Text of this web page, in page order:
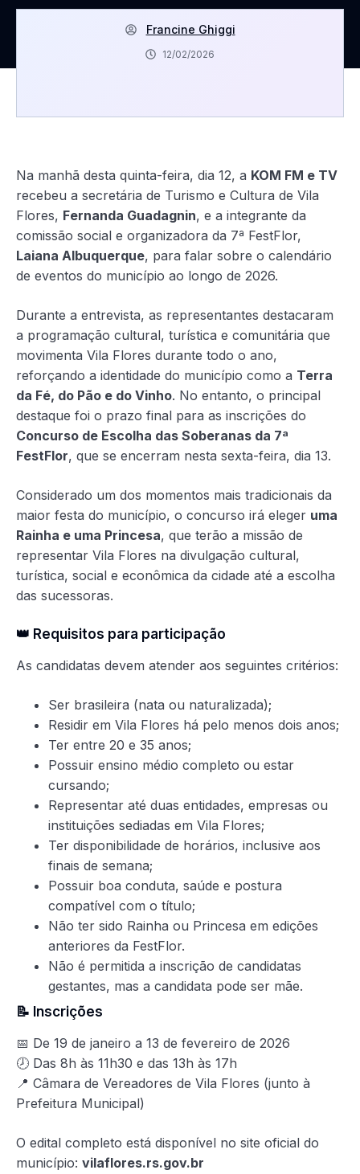
Francine Ghiggi
12/02/2026
Na manhã desta quinta-feira, dia 12, a KOM FM e TV
recebeu a secretária de Turismo e Cultura de Vila
Flores, Fernanda Guadagnin, e a integrante da
comissão social e organizadora da 7ª FestFlor,
Laiana Albuquerque, para falar sobre o calendário
de eventos do município ao longo de 2026.
Durante a entrevista, as representantes destacaram
a programação cultural, turística e comunitária que
movimenta Vila Flores durante todo o ano,
reforçando a identidade do município como a Terra
da Fé, do Pão e do Vinho. No entanto, o principal
destaque foi o prazo final para as inscrições do
Concurso de Escolha das Soberanas da 7ª
FestFlor, que se encerram nesta sexta-feira, dia 13.
Considerado um dos momentos mais tradicionais da
maior festa do município, o concurso irá eleger uma
Rainha e uma Princesa, que terão a missão de
representar Vila Flores na divulgação cultural,
turística, social e econômica da cidade até a escolha
das sucessoras.
👑 Requisitos para participação
As candidatas devem atender aos seguintes critérios:
Ser brasileira (nata ou naturalizada);
Residir em Vila Flores há pelo menos dois anos;
Ter entre 20 e 35 anos;
Possuir ensino médio completo ou estar
cursando;
Representar até duas entidades, empresas ou
instituições sediadas em Vila Flores;
Ter disponibilidade de horários, inclusive aos
finais de semana;
Possuir boa conduta, saúde e postura
compatível com o título;
Não ter sido Rainha ou Princesa em edições
anteriores da FestFlor.
Não é permitida a inscrição de candidatas
gestantes, mas a candidata pode ser mãe.
📝 Inscrições
📅 De 19 de janeiro a 13 de fevereiro de 2026
🕗 Das 8h às 11h30 e das 13h às 17h
📍 Câmara de Vereadores de Vila Flores (junto à
Prefeitura Municipal)
O edital completo está disponível no site oficial do
município: vilaflores.rs.gov.br